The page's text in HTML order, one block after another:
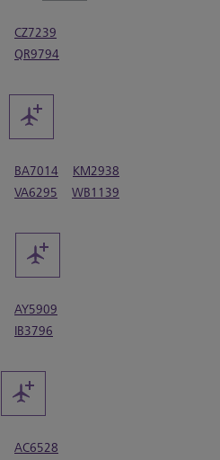
CZ7239
QR9794
BA7014
KM2938
VA6295
WB1139
AY5909
IB3796
AC6528